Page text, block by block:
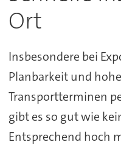
Ort
Insbesondere bei
Planbarkeit und
Transportterminen
gibt es so gut wie
Entsprechend hoch